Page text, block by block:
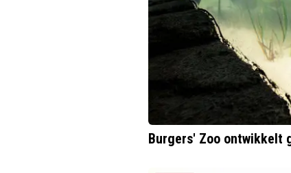
Burgers' Zoo ontwikkelt